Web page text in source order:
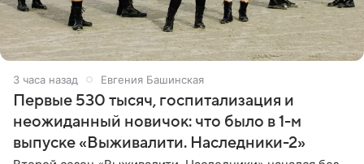
3 часа назад Евгения Башинская
Первые 530 тысяч, госпитализация и
неожиданный новичок: что было в 1-м
выпуске «Выживалити. Наследники-2»